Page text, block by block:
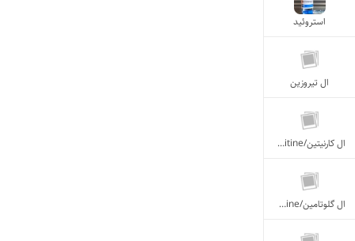
استروئید
ال تیروزین
ال کارنیتین/L- Carnitine
ال گلوتامین/L_glutamine